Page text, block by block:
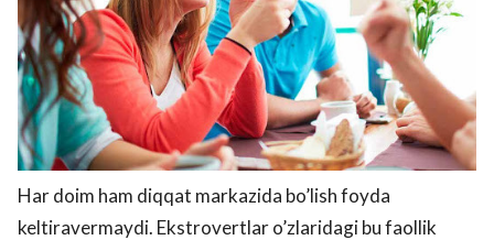
Har doim ham diqqat markazida bo’lish foyda
keltiravermaydi. Ekstrovertlar o’zlaridagi bu faollik